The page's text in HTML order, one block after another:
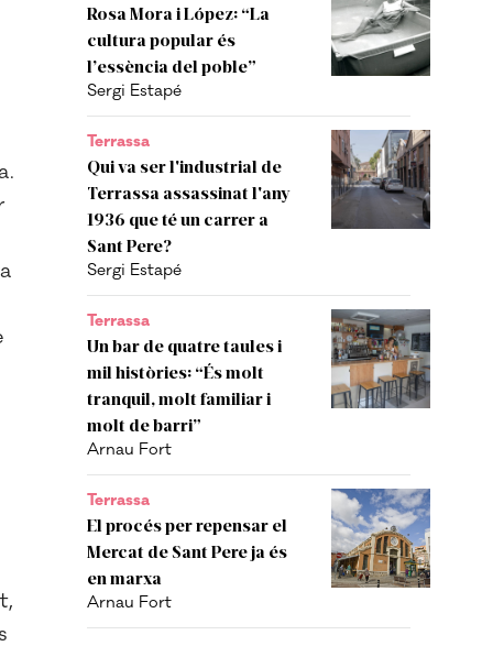
Rosa Mora i López: “La
cultura popular és
l’essència del poble”
Sergi Estapé
Terrassa
Qui va ser l'industrial de
Terrassa assassinat l'any
1936 que té un carrer a
Sant Pere?
Sergi Estapé
Terrassa
Un bar de quatre taules i
mil històries: “És molt
tranquil, molt familiar i
molt de barri”
Arnau Fort
Terrassa
El procés per repensar el
Mercat de Sant Pere ja és
en marxa
Arnau Fort